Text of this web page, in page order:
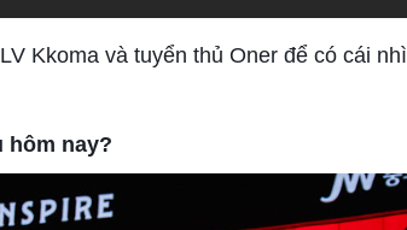
Kkoma và tuyển thủ Oner để có cái
hôm nay?